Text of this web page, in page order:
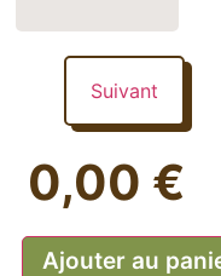
Suivant
0,00 €
Ajouter au